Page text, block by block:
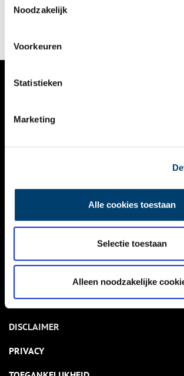
Noodzakelijk
Voorkeuren
Statistieken
Marketing
Alle cookies toestaan
Selectie toestaan
Alleen noodzakelijke
behoud en de toegankelijkheid van ons
archief is van groot belang voor de
van dit bijzondere project te vieren,
Hollands Archief een Middeleeuws
NIEUWS
KALENDER
ACTIVITEITEN
NIEUWSBRIEF
DISCLAIMER
PRIVACY